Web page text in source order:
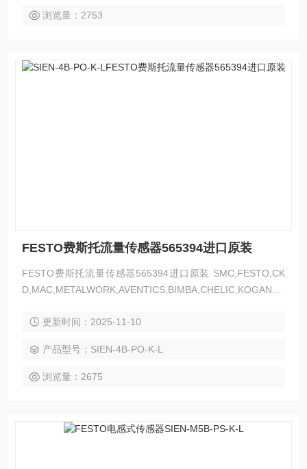
浏览量：2753
FESTO费斯托流量传感器565394进口原装
FESTO费斯托流量传感器565394进口原装 SMC,FESTO,CK
D,MAC,METALWORK,AVENTICS,BIMBA,CHELIC,KOGANEI,
更新时间：2025-11-10
产品型号：SIEN-4B-PO-K-L
浏览量：2675